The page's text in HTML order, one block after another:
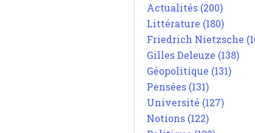
Actualités (200)
Littérature (180)
Friedrich Nietzsche
Gilles Deleuze (138)
Géopolitique (131)
Pensées (131)
Université (127)
Notions (122)